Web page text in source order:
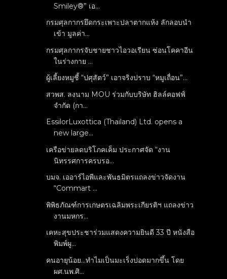
Smiley®” เอ...
กรมศุลกากรยึดกระเพาะปลาตากแห้ง ลักลอบนำ
เข้า มูลค่า...
กรมศุลกากรจับชายชาวไอวอเรียน ซ่อนโคคาอีน
ในร่างกาย ...
ผู้เลี้ยงหมูชี้ “ปศุสัตว์” เอาจริงปราบ “หมูเถื่อน”...
สวพส. ลงนาม MOU ร่วมกับบริษัท ฮิลล์คอฟฟ์
จำกัด (กา...
EssilorLuxottica (Thailand) Ltd. opens a
new large...
เครือข่ายลดบริโภคเค็ม ประกาศจัด “งาน
นิทรรศการครบรอ...
บมจ. เออาร์ไอพีและพันธมิตรแถลงข่าวจัดงาน
“Commart ...
พิพิธภัณฑ์การเกษตรเฉลิมพระเกียรติฯ แถลงข่าว
งานมหกร...
เคหะสุขประชาร่วมแสดงความยินดี 33 ปี หนังสือ
พิมพ์ผู...
คนอายุน้อย...ทำไมเป็นมะเร็งปอดมากขึ้น โดย
ผศ.นพ.ศิ...